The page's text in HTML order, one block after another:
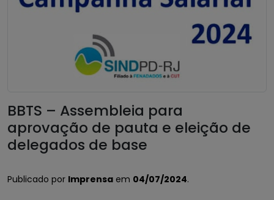
BBTS – Assembleia para
aprovação de pauta e eleição de
delegados de base
Publicado por Imprensa em 04/07/2024.